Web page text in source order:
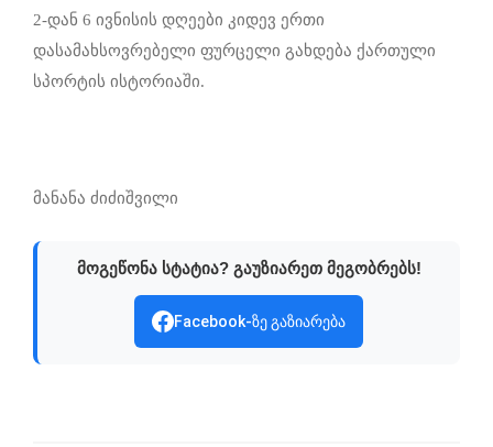
2-დან 6 ივნისის დღეები კიდევ ერთი
დასამახსოვრებელი ფურცელი გახდება ქართული
სპორტის ისტორიაში.
მანანა ძიძიშვილი
მოგეწონა სტატია? გაუზიარეთ მეგობრებს!
Facebook-ზე გაზიარება